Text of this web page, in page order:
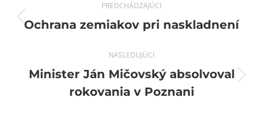
navigation
PREDCHÁDZAJÚCI
Previous
Ochrana zemiakov pri naskladnení
NASLEDUJÚCI
Next
post:
Minister Ján Mičovský absolvoval
rokovania v Poznani